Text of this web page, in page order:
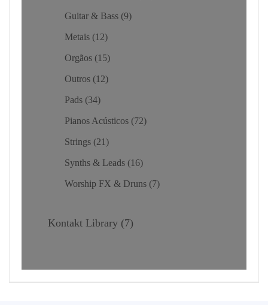
Guitar & Bass 9
Metais 12
Orgãos 15
Outros 12
Pads 34
Pianos Acústicos 72
Strings 21
Synths & Leads 16
Worship FX & Druns 7
Kontakt Library 7